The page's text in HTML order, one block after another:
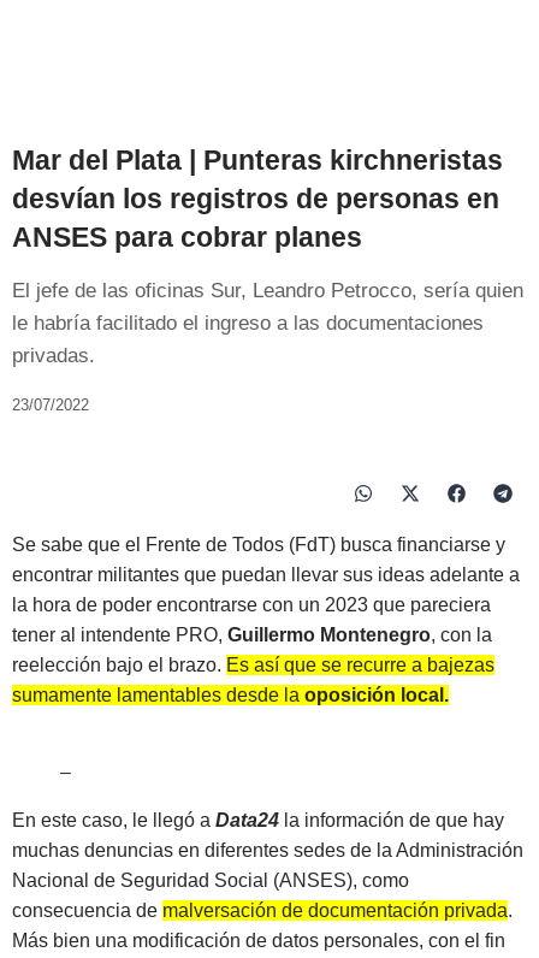
Mar del Plata | Punteras kirchneristas
desvían los registros de personas en
ANSES para cobrar planes
El jefe de las oficinas Sur, Leandro Petrocco, sería quien
le habría facilitado el ingreso a las documentaciones
privadas.
23/07/2022
Se sabe que el Frente de Todos (FdT) busca financiarse y
encontrar militantes que puedan llevar sus ideas adelante a
la hora de poder encontrarse con un 2023 que pareciera
tener al intendente PRO, Guillermo Montenegro, con la
reelección bajo el brazo. Es así que se recurre a bajezas
sumamente lamentables desde la oposición local.
–
En este caso, le llegó a Data24 la información de que hay
muchas denuncias en diferentes sedes de la Administración
Nacional de Seguridad Social (ANSES), como
consecuencia de malversación de documentación privada.
Más bien una modificación de datos personales, con el fin